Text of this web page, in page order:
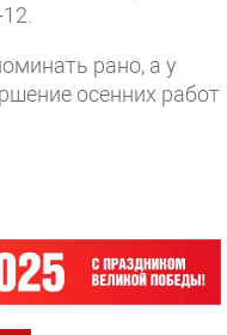
рано, а у
осенних работ